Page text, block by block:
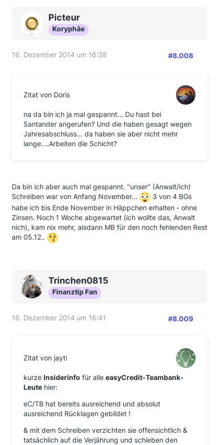
Picteur
Koryphäe
16. Dezember 2014 um 16:38 #8.008
Zitat von Doris
na da bin ich ja mal gespannt... Du hast bei
Santander angerufen? Und die haben gesagt wegen
Jahresabschluss... da haben sie aber nicht mehr
lange....Arbeiten die Schicht?
Da bin ich aber auch mal gespannt. "unser" (Anwalt/ich)
Schreiben war von Anfang November...
3 von 4 BGs
habe ich bis Ende November in Häppchen erhalten - ohne
Zinsen. Noch 1 Woche abgewartet (ich wollte das, Anwalt
nich), kam nix mehr, alsdann MB für den noch fehlenden Rest
am 05.12..
Trinchen0815
Finanztip Fan
16. Dezember 2014 um 16:41 #8.009
Zitat von jayti
kurze Insiderinfo für alle easyCredit-Teambank-
Leute hier:
eC/TB hat bereits ausreichend und absolut
ausreichend Rücklagen gebildet !
& mit dem Schreiben verzichten sie offensichtlich &
tatsächlich auf die Verjährung und schieben den